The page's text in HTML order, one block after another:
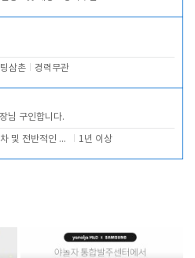
삼촌 경력무관
님 구인합니다.
주차 및 전반적인 당번업무 1년 이상